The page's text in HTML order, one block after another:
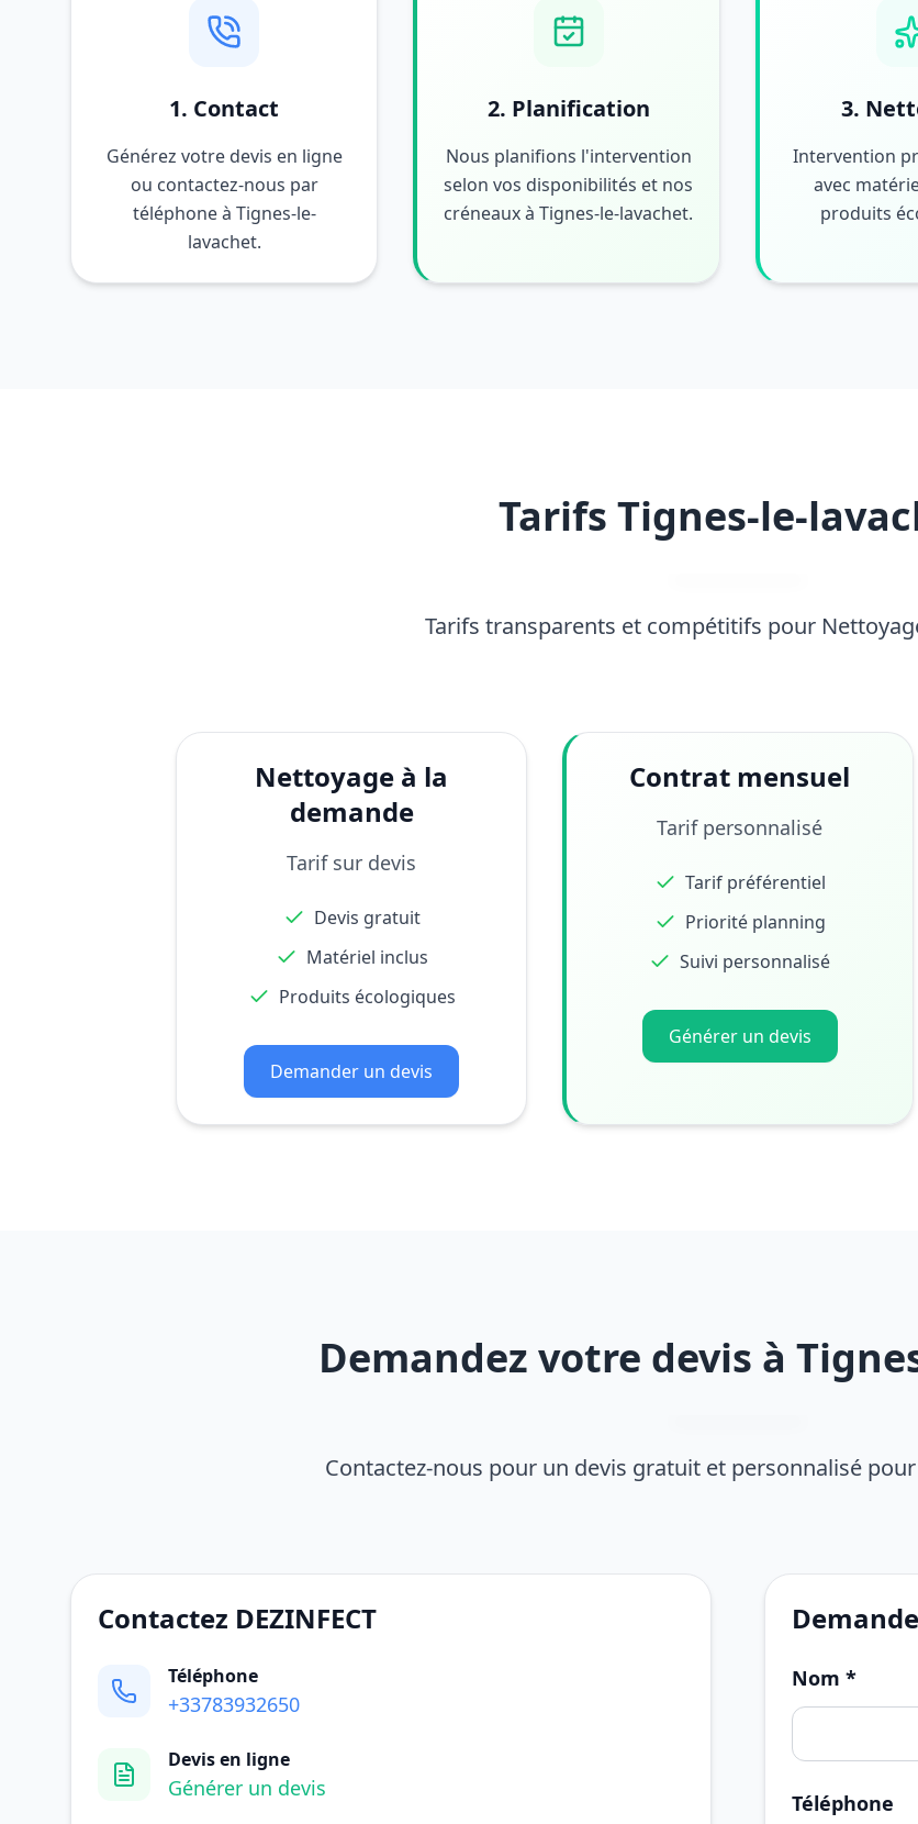
1. Contact
Générez votre devis en ligne
ou contactez-nous par
téléphone à Tignes-le-
lavachet.
2. Planification
Nous planifions l'intervention
selon vos disponibilités et nos
créneaux à Tignes-le-lavachet.
3.
Intervention
avec
produits
Tarifs Tignes-le-
Tarifs transparents et compétitifs pour
Nettoyage à la
demande
Tarif sur devis
Devis gratuit
Matériel inclus
Produits écologiques
Demander un devis
Contrat mensuel
Tarif personnalisé
Tarif préférentiel
Priorité planning
Suivi personnalisé
Générer un devis
Demandez votre devis à
Contactez-nous pour un devis gratuit et personnalisé
Contactez DEZINFECT
Téléphone
+33783932650
Devis en ligne
Générer un devis
Nom *
Téléphone